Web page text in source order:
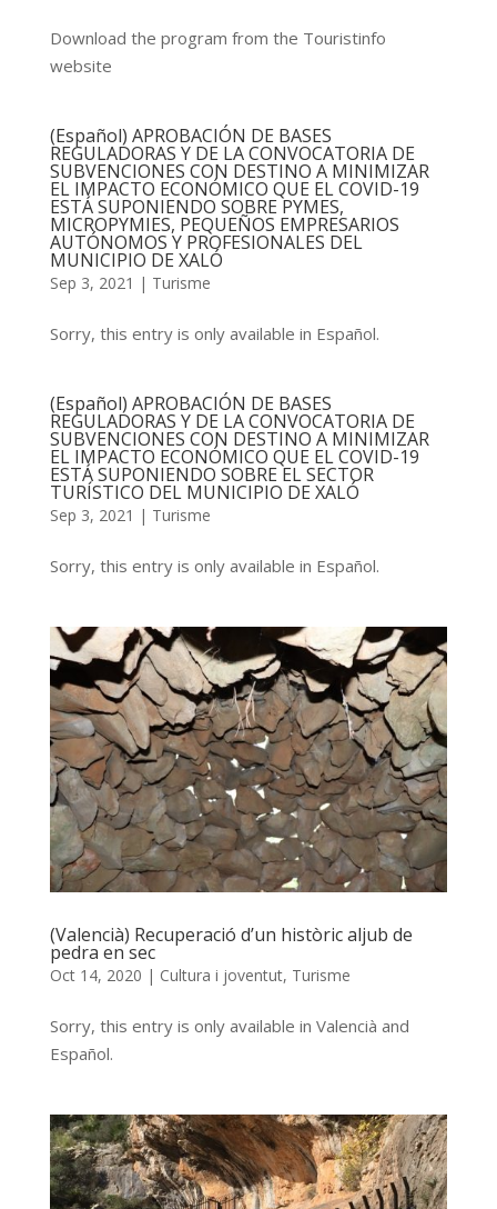
Download the program from the Touristinfo
website
(Español) APROBACIÓN DE BASES
REGULADORAS Y DE LA CONVOCATORIA DE
SUBVENCIONES CON DESTINO A MINIMIZAR
EL IMPACTO ECONÓMICO QUE EL COVID-19
ESTÁ SUPONIENDO SOBRE PYMES,
MICROPYMIES, PEQUEÑOS EMPRESARIOS
AUTÓNOMOS Y PROFESIONALES DEL
MUNICIPIO DE XALÓ
Sep 3, 2021 | Turisme
Sorry, this entry is only available in Español.
(Español) APROBACIÓN DE BASES
REGULADORAS Y DE LA CONVOCATORIA DE
SUBVENCIONES CON DESTINO A MINIMIZAR
EL IMPACTO ECONÓMICO QUE EL COVID-19
ESTÁ SUPONIENDO SOBRE EL SECTOR
TURÍSTICO DEL MUNICIPIO DE XALÓ
Sep 3, 2021 | Turisme
Sorry, this entry is only available in Español.
(Valencià) Recuperació d’un històric aljub de
pedra en sec
Oct 14, 2020 | Cultura i joventut, Turisme
Sorry, this entry is only available in Valencià and
Español.